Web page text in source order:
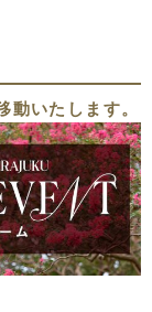
動いたします。